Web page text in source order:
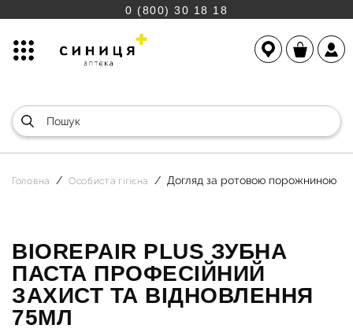
0 (800) 30 18 18
Головна Особиста гігієна Догляд за ротовою порожниною
BIOREPAIR PLUS ЗУБНА
ПАСТА ПРОФЕСІЙНИЙ
ЗАХИСТ ТА ВІДНОВЛЕННЯ
75МЛ